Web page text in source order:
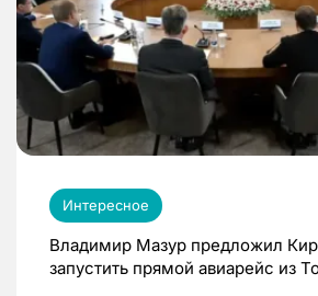
Интересное
Владимир Мазур предложил
запустить прямой авиарейс из